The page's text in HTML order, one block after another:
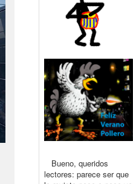
Bueno, queridos
lectores: parece ser que